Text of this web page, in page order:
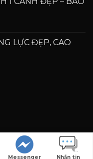
LỰC ĐẸP, CAO
Messenger Nhắn tin